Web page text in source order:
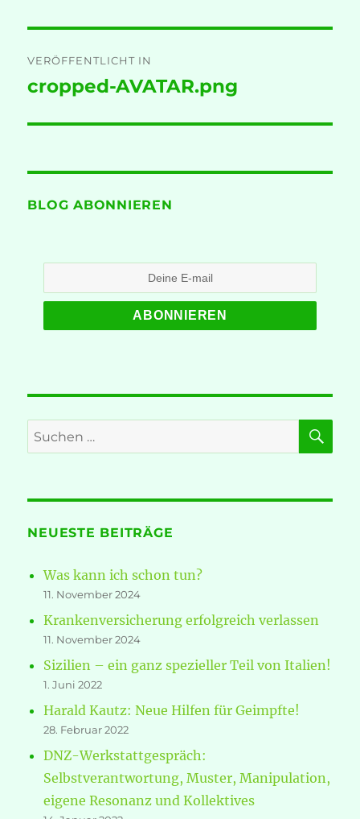
VERÖFFENTLICHT IN
cropped-AVATAR.png
BLOG ABONNIEREN
Suche
nach:
NEUESTE BEITRÄGE
Was kann ich schon tun?
11. November 2024
Krankenversicherung erfolgreich verlassen
11. November 2024
Sizilien – ein ganz spezieller Teil von Italien!
1. Juni 2022
Harald Kautz: Neue Hilfen für Geimpfte!
28. Februar 2022
DNZ-Werkstattgespräch:
Selbstverantwortung, Muster, Manipulation,
eigene Resonanz und Kollektives